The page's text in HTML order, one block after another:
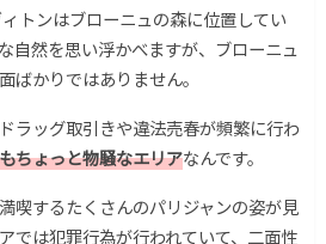
トンはブローニュの森に位置してい
自然を思い浮かべますが、ブローニュ
ばかりではありません。
ラッグ取引きや違法売春が頻繁に行わ
ちょっと物騒なエリアなんです。
喫するたくさんのパリジャンの姿が見
では犯罪行為が行われていて、二面性